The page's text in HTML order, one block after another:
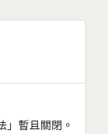
」暫且關閉。